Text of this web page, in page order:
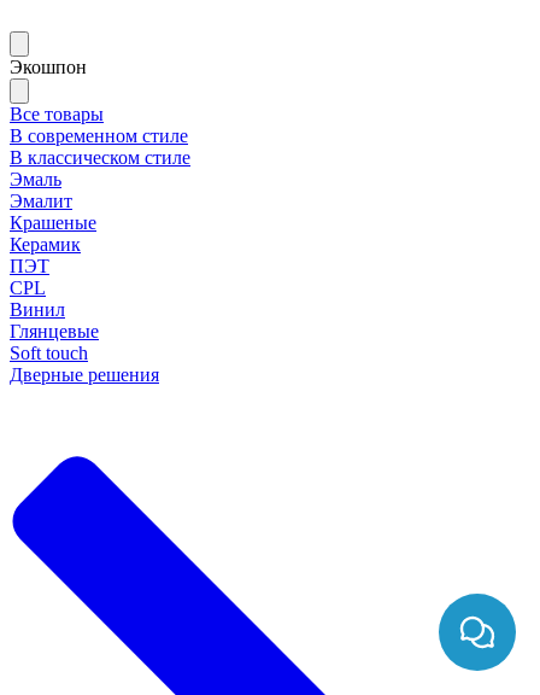
Экошпон
Все товары
В современном стиле
В классическом стиле
Эмаль
Эмалит
Крашеные
Керамик
ПЭТ
CPL
Винил
Глянцевые
Soft touch
Дверные решения